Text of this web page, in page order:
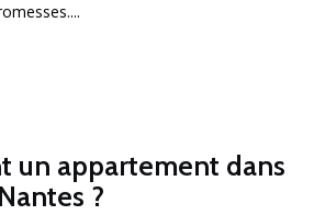
un appartement dans
?